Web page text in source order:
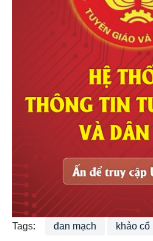
Tags: đan mạch khảo cổ